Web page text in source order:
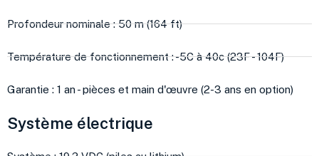
Profondeur nominale : 50 m (164 ft)
Température de fonctionnement : -5C à 40c (23F - 104F)
Garantie : 1 an - pièces et main d'œuvre (2-3 ans en option)
Système électrique